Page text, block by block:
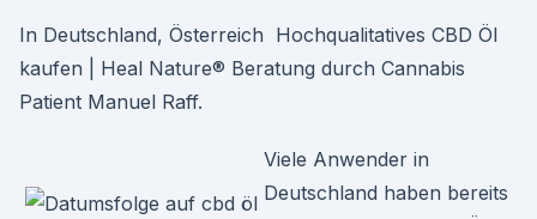
In Deutschland, Österreich Hochqualitatives CBD Öl
kaufen | Heal Nature® Beratung durch Cannabis
Patient Manuel Raff.
Viele Anwender in
Deutschland haben bereits